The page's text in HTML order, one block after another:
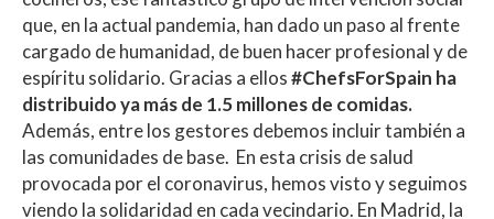
que, en la actual pandemia, han dado un paso al frente
cargado de humanidad, de buen hacer profesional y de
espíritu solidario. Gracias a ellos#ChefsForSpain ha
distribuido ya más de 1.5 millones de comidas.
Además, entre los gestores debemos incluir también a
las comunidades de base. En esta crisis de salud
provocada por el coronavirus, hemos visto y seguimos
viendo la solidaridad en cada vecindario. En Madrid, la